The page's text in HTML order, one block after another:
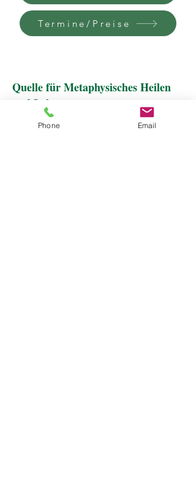
Termine/Preise
Quelle für Metaphysisches Heilen
und Lehren
Meditation in Vorarlberg
Sandra Heim-Dopfer
Phone Email